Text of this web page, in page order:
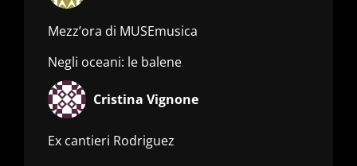
Mezz’ora di MUSEmusica
Negli oceani: le balene
Cristina Vignone
Ex cantieri Rodriguez